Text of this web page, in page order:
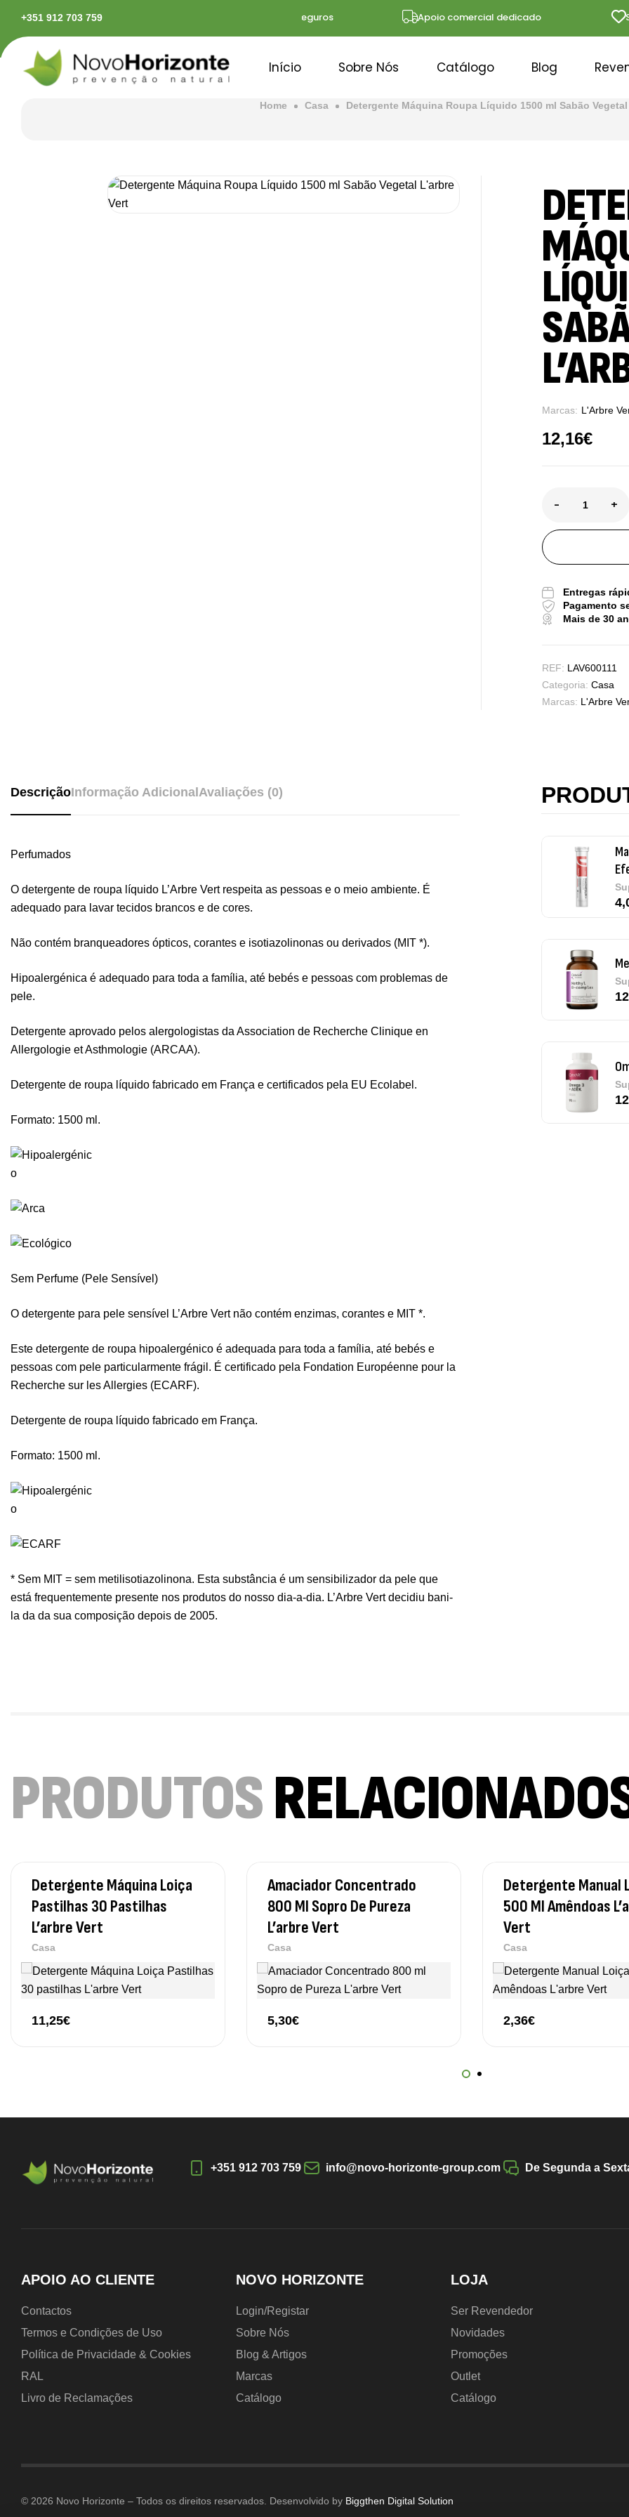
+351 912 703 759
em território continental Pagamentos seguros Apoio comercial dedicado
Início Sobre Nós Catálogo Blog
Home Casa Detergente Máquina Roupa Líquido 1500 ml Sabão Vegetal
Marcas: L'Arbre
12,16€
- +
Entregas
Pagamento
Mais de 30
REF: LAV600111
Categoria: Casa
Marcas: L'Arbre
DescriçãoInformação Adicional Avaliações (0)
Perfumados
O detergente de roupa líquido L’Arbre Vert respeita as pessoas e o meio ambiente. É
adequado para lavar tecidos brancos e de cores.
Não contém branqueadores ópticos, corantes e isotiazolinonas ou derivados (MIT *).
Hipoalergénica é adequado para toda a família, até bebés e pessoas com problemas de
pele.
Detergente aprovado pelos alergologistas da Association de Recherche Clinique en
Allergologie et Asthmologie (ARCAA).
Detergente de roupa líquido fabricado em França e certificados pela EU Ecolabel.
Formato: 1500 ml.
Sem Perfume (Pele Sensível)
O detergente para pele sensível L’Arbre Vert não contém enzimas, corantes e MIT *.
Este detergente de roupa hipoalergénico é adequada para toda a família, até bebés e
pessoas com pele particularmente frágil. É certificado pela Fondation Européenne pour la
Recherche sur les Allergies (ECARF).
Detergente de roupa líquido fabricado em França.
Formato: 1500 ml.
* Sem MIT = sem metilisotiazolinona. Esta substância é um sensibilizador da pele que
está frequentemente presente nos produtos do nosso dia-a-dia. L’Arbre Vert decidiu bani-
la da da sua composição depois de 2005.
PRODUTOS
Detergente Máquina Loiça
Pastilhas 30 Pastilhas
L’arbre Vert
Casa
11,25€
Amaciador Concentrado
800 Ml Sopro De Pureza
L’arbre Vert
Casa
5,30€
Detergente Manual
500 Ml Amêndoas
Vert
Casa
2,36€
+351 912 703 759 info@novo-horizonte-group.com De Segunda a
APOIO AO CLIENTE
Contactos
Termos e Condições de Uso
Política de Privacidade & Cookies
RAL
Livro de Reclamações
NOVO HORIZONTE
Login/Registar
Sobre Nós
Blog & Artigos
Marcas
Catálogo
LOJA
Ser Revendedor
Novidades
Promoções
Outlet
Catálogo
© 2026 Novo Horizonte – Todos os direitos reservados. Desenvolvido by Biggthen Digital Solution